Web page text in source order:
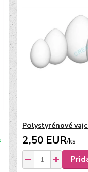
Polystyrénové
2,50 EUR/ks